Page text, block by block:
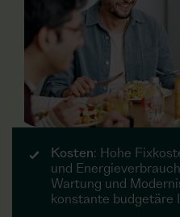
Kosten: Hohe
und
Wartung und
konstante budgetäre